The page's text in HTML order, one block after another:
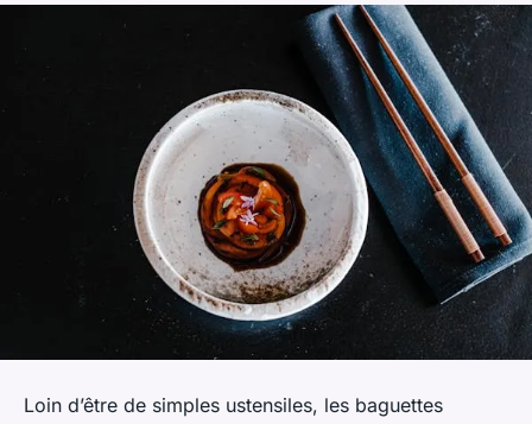
Loin d’être de simples ustensiles, les baguettes